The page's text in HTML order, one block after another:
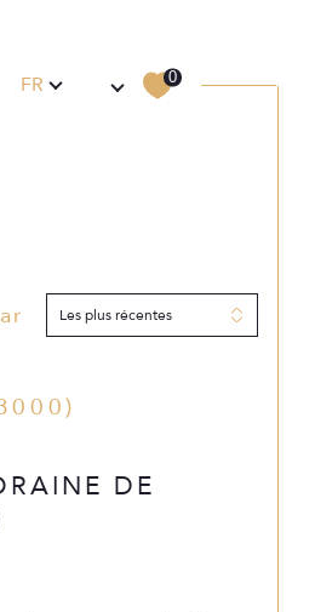
Langue
FR 0
FiltrerLes plus récentes
DE